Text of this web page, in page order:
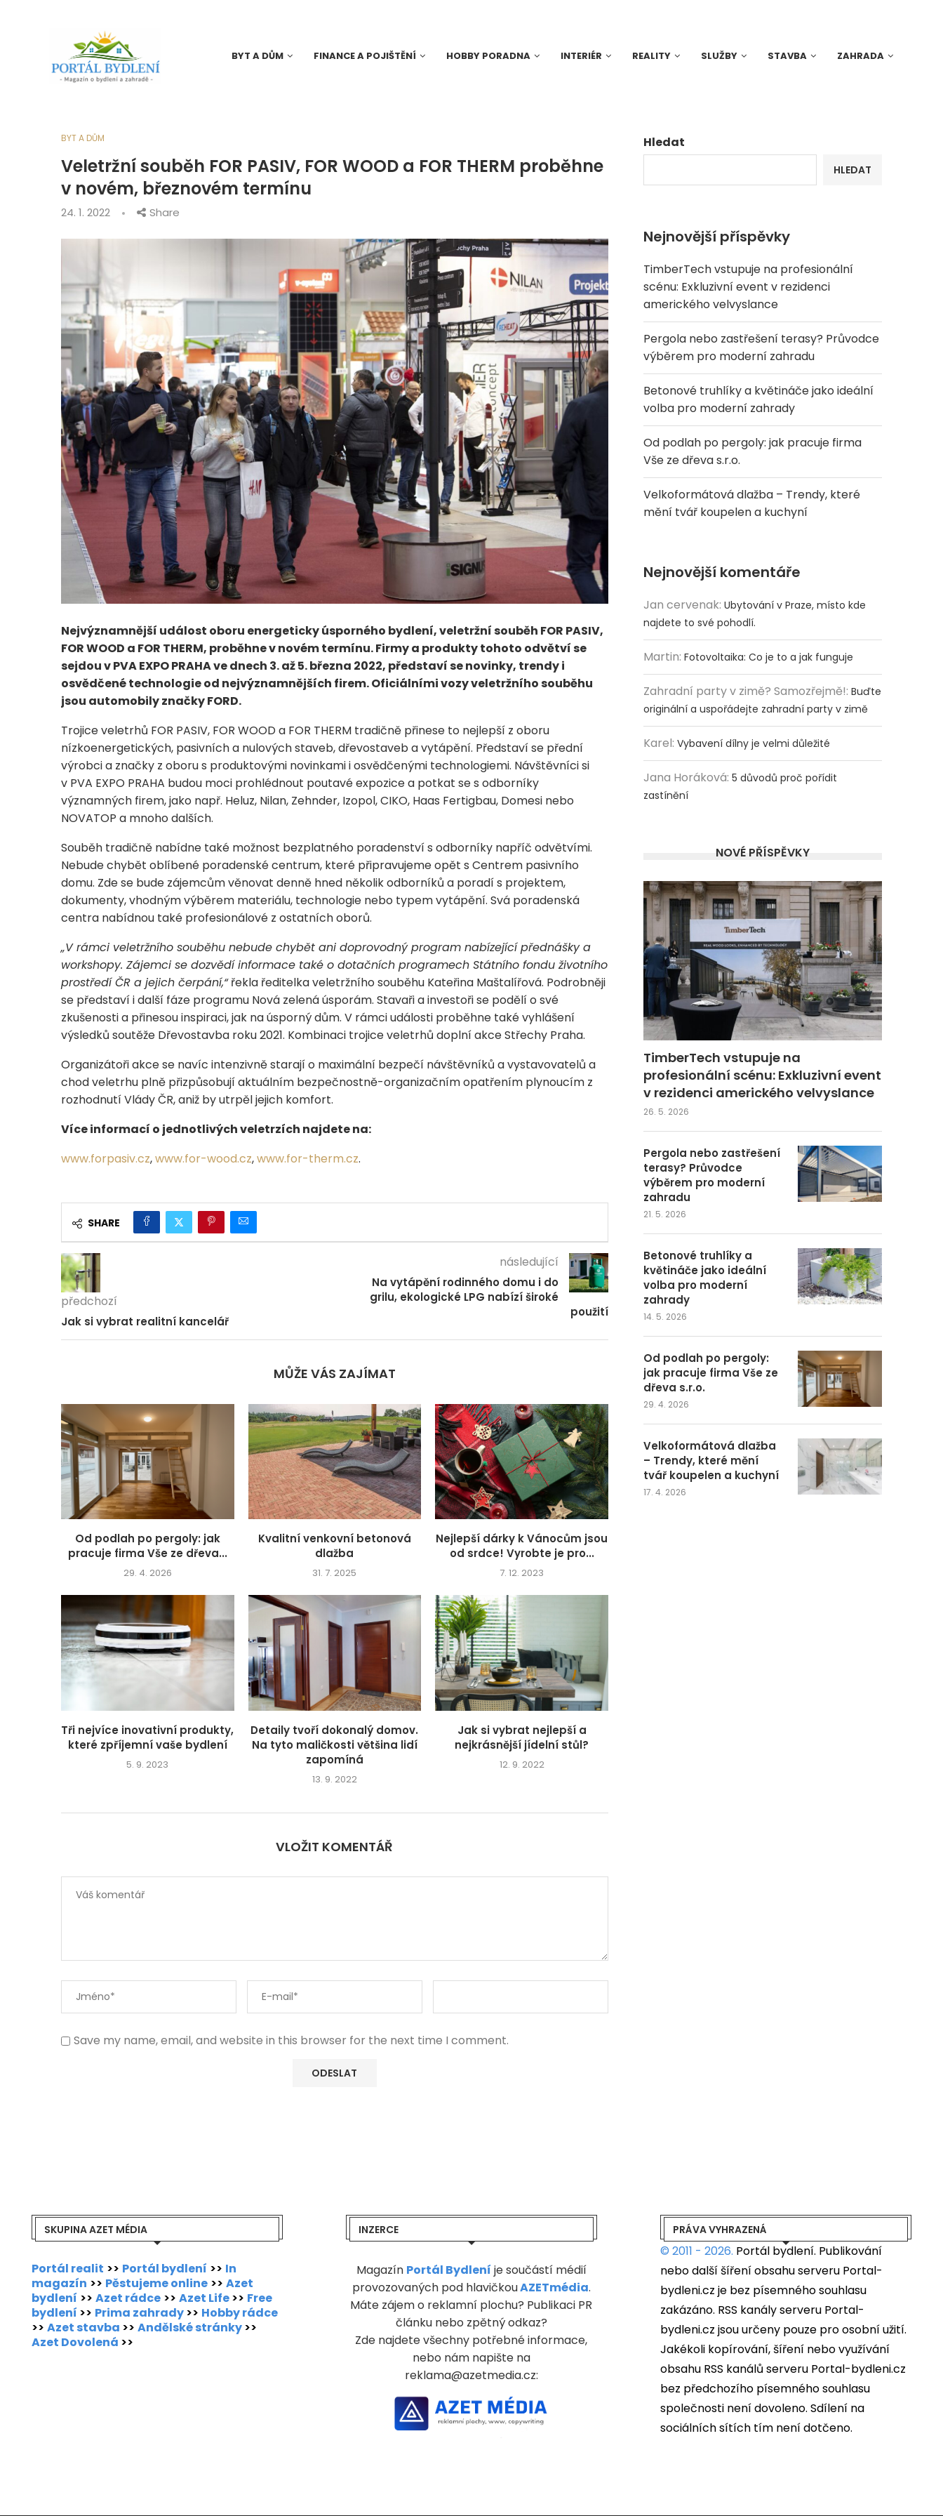
BYT A DŮM FINANCE A POJIŠTĚNÍ HOBBY PORADNA INTERIÉR REALITY SLUŽBY STAVBA ZAHRADA
BYT A DŮM
Veletržní souběh FOR PASIV, FOR WOOD a FOR THERM proběhne
v novém, březnovém termínu
24. 1. 2022 Share
Nejvýznamnější událost oboru energeticky úsporného bydlení, veletržní souběh FOR PASIV,
FOR WOOD a FOR THERM, proběhne v novém termínu. Firmy a produkty tohoto odvětví se
sejdou v PVA EXPO PRAHA ve dnech 3. až 5. března 2022, představí se novinky, trendy i
osvědčené technologie od nejvýznamnějších firem. Oficiálními vozy veletržního souběhu
jsou automobily značky FORD.
Trojice veletrhů FOR PASIV, FOR WOOD a FOR THERM tradičně přinese to nejlepší z oboru
nízkoenergetických, pasivních a nulových staveb, dřevostaveb a vytápění. Představí se přední
výrobci a značky z oboru s produktovými novinkami i osvědčenými technologiemi. Návštěvníci si
v PVA EXPO PRAHA budou moci prohlédnout poutavé expozice a potkat se s odborníky
významných firem, jako např. Heluz, Nilan, Zehnder, Izopol, CIKO, Haas Fertigbau, Domesi nebo
NOVATOP a mnoho dalších.
Souběh tradičně nabídne také možnost bezplatného poradenství s odborníky napříč odvětvími.
Nebude chybět oblíbené poradenské centrum, které připravujeme opět s Centrem pasivního
domu. Zde se bude zájemcům věnovat denně hned několik odborníků a poradí s projektem,
dokumenty, vhodným výběrem materiálu, technologie nebo typem vytápění. Svá poradenská
centra nabídnou také profesionálové z ostatních oborů.
„V rámci veletržního souběhu nebude chybět ani doprovodný program nabízející přednášky a
workshopy. Zájemci se dozvědí informace také o dotačních programech Státního fondu životního
prostředí ČR a jejich čerpání,“řekla ředitelka veletržního souběhu Kateřina Maštalířová. Podrobněji
se představí i další fáze programu Nová zelená úsporám. Stavaři a investoři se podělí o své
zkušenosti a přinesou inspiraci, jak na úsporný dům. V rámci události proběhne také vyhlášení
výsledků soutěže Dřevostavba roku 2021. Kombinaci trojice veletrhů doplní akce Střechy Praha.
Organizátoři akce se navíc intenzivně starají o maximální bezpečí návštěvníků a vystavovatelů a
chod veletrhu plně přizpůsobují aktuálním bezpečnostně-organizačním opatřením plynoucím z
rozhodnutí Vlády ČR, aniž by utrpěl jejich komfort.
Více informací o jednotlivých veletrzích najdete na:
www.forpasiv.cz,www.for-wood.cz,www.for-therm.cz.
SHARE
předchozí
Jak si vybrat realitní kancelář
následující
Na vytápění rodinného domu i do
grilu, ekologické LPG nabízí široké
použití
MŮŽE VÁS ZAJÍMAT
Od podlah po pergoly: jak
pracuje firma Vše ze dřeva...
29. 4. 2026
Kvalitní venkovní betonová
dlažba
31. 7. 2025
Nejlepší dárky k Vánocům jsou
od srdce! Vyrobte je pro...
7. 12. 2023
Tři nejvíce inovativní produkty,
které zpříjemní vaše bydlení
5. 9. 2023
Detaily tvoří dokonalý domov.
Na tyto maličkosti většina lidí
zapomíná
13. 9. 2022
Jak si vybrat nejlepší a
nejkrásnější jídelní stůl?
12. 9. 2022
VLOŽIT KOMENTÁŘ
Save my name, email, and website in this browser for the next time I comment.
Hledat
HLEDAT
Nejnovější příspěvky
TimberTech vstupuje na profesionální
scénu: Exkluzivní event v rezidenci
amerického velvyslance
Pergola nebo zastřešení terasy? Průvodce
výběrem pro moderní zahradu
Betonové truhlíky a květináče jako ideální
volba pro moderní zahrady
Od podlah po pergoly: jak pracuje firma
Vše ze dřeva s.r.o.
Velkoformátová dlažba – Trendy, které
mění tvář koupelen a kuchyní
Nejnovější komentáře
Jan cervenak: Ubytování v Praze, místo kde
najdete to své pohodlí.
Martin: Fotovoltaika: Co je to a jak funguje
Zahradní party v zimě? Samozřejmě!: Buďte
originální a uspořádejte zahradní party v zimě
Karel: Vybavení dílny je velmi důležité
Jana Horáková: 5 důvodů proč pořídit
zastínění
NOVÉ PŘÍSPĚVKY
TimberTech vstupuje na
profesionální scénu: Exkluzivní event
v rezidenci amerického velvyslance
26. 5. 2026
Pergola nebo zastřešení
terasy? Průvodce
výběrem pro moderní
zahradu
21. 5. 2026
Betonové truhlíky a
květináče jako ideální
volba pro moderní
zahrady
14. 5. 2026
Od podlah po pergoly:
jak pracuje firma Vše ze
dřeva s.r.o.
29. 4. 2026
Velkoformátová dlažba
– Trendy, které mění
tvář koupelen a kuchyní
17. 4. 2026
SKUPINA AZET MÉDIA
Portál realit >> Portál bydlení >> In
magazín >> Pěstujeme online >> Azet
bydlení >> Azet rádce >> Azet Life>> Free
bydlení >> Prima zahrady>> Hobby rádce
>> Azet stavba >> Andělské stránky>>
Azet Dovolená >>
INZERCE
Magazín Portál Bydlení je součástí médií
provozovaných pod hlavičkouAZETmédia.
Máte zájem o reklamní plochu? Publikaci PR
článku nebo zpětný odkaz?
Zde najdete všechny potřebné informace,
nebo nám napište na
reklama@azetmedia.cz:
PRÁVA VYHRAZENÁ
© 2011 - 2026. Portál bydlení. Publikování
nebo další šíření obsahu serveru Portal-
bydleni.cz je bez písemného souhlasu
zakázáno. RSS kanály serveru Portal-
bydleni.cz jsou určeny pouze pro osobní užití.
Jakékoli kopírování, šíření nebo využívání
obsahu RSS kanálů serveru Portal-bydleni.cz
bez předchozího písemného souhlasu
společnosti není dovoleno. Sdílení na
sociálních sítích tím není dotčeno.